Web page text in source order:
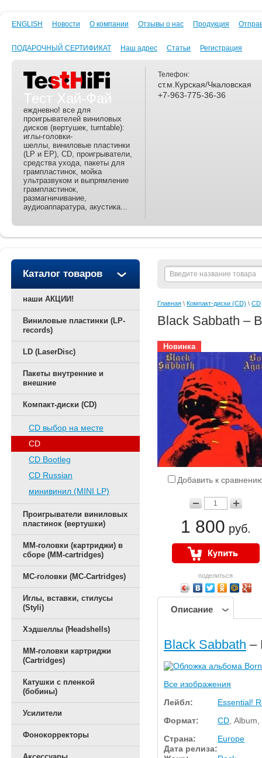
ENGLISH Новости О компании Отзывы о нас Продукция
ПОДАРОЧНЫЙ СЕРТИФИКАТ Наш адрес Статьи Регистрация
Тест Хай-Фай
еждневно! все для
проигрывателей виниловых
дисков (вертушек, turntable):
иглы-головки-
шеллы, виниловые пластинки
(LP и EP), CD, проигрыватели,
средства ухода, пакеты для
грампластинок, мойка
ультразвуком и выпрямление
грампластинок,
размагничивание,
аудиоаппаратура, акустика...
Телефон:
ст.м.Курская/Чкаловская
+7-963-775-36-36
Каталог товаров
наши АКЦИИ!
Виниловые пластинки (LP-
records)
LD (LaserDisc)
Пакеты внутренние и
внешние
Компакт-диски (CD)
CD выбор на месте
CD
CD Bootleg
CD Russian
минивинил (MINI LP)
Проигрыватели виниловых
пластинок (вертушки)
ММ-головки (картриджи) в
сборе (MM-cartridges)
MC-головки (MC-Cartridges)
Иглы, вставки, стилусы
(Styli)
Хэдшеллы (Headshells)
ММ-головки картриджи
(Cartridges)
Катушки с пленкой
(бобины)
Усилители
Фонокорректоры
Главная \ Компакт-диски (CD) \ CD
Black Sabbath –
Новинка
Добавить к
1 800 руб.
поделиться
Описание
Black Sabbath –
Все изображения
Лейбл:
Essential!
Формат:
CD ,
Страна:
Europe
Дата релиза: